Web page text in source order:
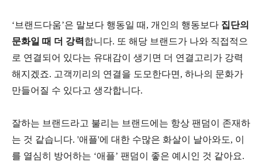
‘브랜드다움’은 말보다 행동일 때, 개인의 행동보다 집단의
문화일 때 더 강력 합니다. 또 해당 브랜드가 나와 직접적으
로 연결되어 있다는 유대감이 생기면 더 연결고리가 강력
해지겠죠. 고객끼리의 연결을 도모한다면, 하나의 문화가
만들어질 수 있다고 생각합니다.
잘하는 브랜드라고 불리는 브랜드에는 항상 팬덤이 존재하
는 것 같습니다. '애플'에 대한 수많은 화살이 날아와도, 이
를 열심히 방어하는 ‘애플’ 팬덤이 좋은 예시인 것 같아요.